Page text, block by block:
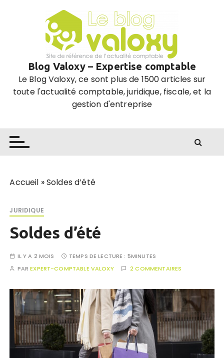
Blog Valoxy – Expertise comptable
Le Blog Valoxy, ce sont plus de 1500 articles sur
toute l'actualité comptable, juridique, fiscale, et la
gestion d'entreprise
Accueil »Soldes d’été
JURIDIQUE
Soldes d’été
IL Y A 2 MOIS TEMPS DE LECTURE : 5MINUTES
PAREXPERT-COMPTABLE VALOXY 2 COMMENTAIRES